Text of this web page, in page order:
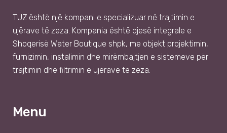
TUZ është një kompani e specializuar në trajtimin e
ujërave të zeza. Kompania është pjesë integrale e
Shoqerisë Water Boutique shpk, me objekt projektimin,
furnizimin, instalimin dhe mirëmbajtjen e sistemeve për
trajtimin dhe filtrimin e ujërave të zeza.
Menu